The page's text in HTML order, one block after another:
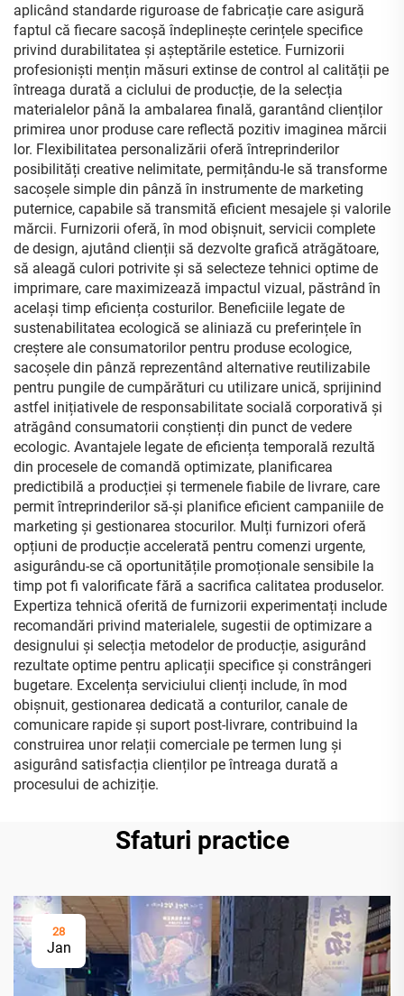
aplicând standarde riguroase de fabricație care asigură
faptul că fiecare sacoșă îndeplinește cerințele specifice
privind durabilitatea și așteptările estetice. Furnizorii
profesioniști mențin măsuri extinse de control al calității pe
întreaga durată a ciclului de producție, de la selecția
materialelor până la ambalarea finală, garantând clienților
primirea unor produse care reflectă pozitiv imaginea mărcii
lor. Flexibilitatea personalizării oferă întreprinderilor
posibilități creative nelimitate, permițându-le să transforme
sacoșele simple din pânză în instrumente de marketing
puternice, capabile să transmită eficient mesajele și valorile
mărcii. Furnizorii oferă, în mod obișnuit, servicii complete
de design, ajutând clienții să dezvolte grafică atrăgătoare,
să aleagă culori potrivite și să selecteze tehnici optime de
imprimare, care maximizează impactul vizual, păstrând în
același timp eficiența costurilor. Beneficiile legate de
sustenabilitatea ecologică se aliniază cu preferințele în
creștere ale consumatorilor pentru produse ecologice,
sacoșele din pânză reprezentând alternative reutilizabile
pentru pungile de cumpărături cu utilizare unică, sprijinind
astfel inițiativele de responsabilitate socială corporativă și
atrăgând consumatorii conștienți din punct de vedere
ecologic. Avantajele legate de eficiența temporală rezultă
din procesele de comandă optimizate, planificarea
predictibilă a producției și termenele fiabile de livrare, care
permit întreprinderilor să-și planifice eficient campaniile de
marketing și gestionarea stocurilor. Mulți furnizori oferă
opțiuni de producție accelerată pentru comenzi urgente,
asigurându-se că oportunitățile promoționale sensibile la
timp pot fi valorificate fără a sacrifica calitatea produselor.
Expertiza tehnică oferită de furnizorii experimentați include
recomandări privind materialele, sugestii de optimizare a
designului și selecția metodelor de producție, asigurând
rezultate optime pentru aplicații specifice și constrângeri
bugetare. Excelența serviciului clienți include, în mod
obișnuit, gestionarea dedicată a conturilor, canale de
comunicare rapide și suport post-livrare, contribuind la
construirea unor relații comerciale pe termen lung și
asigurând satisfacția clienților pe întreaga durată a
procesului de achiziție.
Sfaturi practice
28
Jan